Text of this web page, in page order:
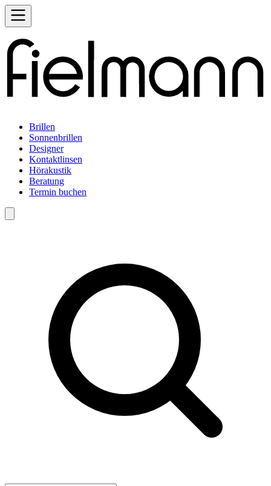
Brillen
Sonnenbrillen
Designer
Kontaktlinsen
Hörakustik
Beratung
Termin buchen